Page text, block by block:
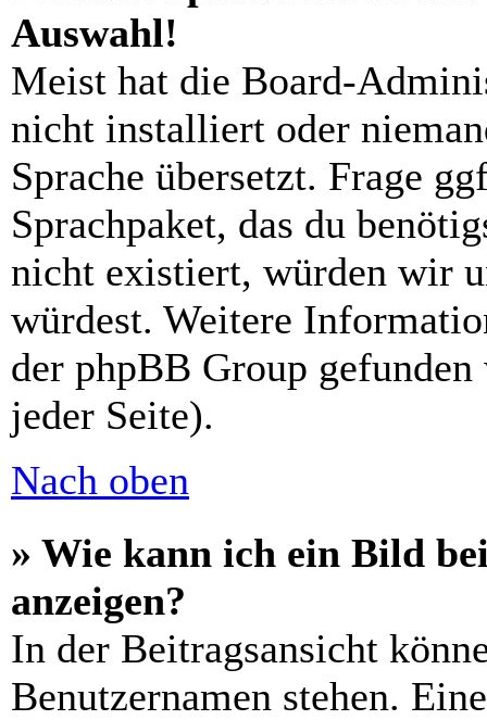
Auswahl!
Meist hat die Board-
nicht installiert oder
Sprache übersetzt. Frage
Sprachpaket, das du
nicht existiert, würden wir
würdest. Weitere
der phpBB Group
jeder Seite).
Nach oben
» Wie kann ich ein Bild
anzeigen?
In der Beitragsansicht
Benutzernamen stehen.